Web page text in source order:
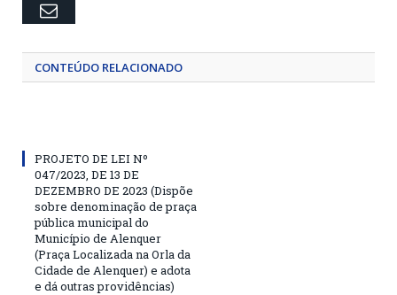
Email
CONTEÚDO RELACIONADO
PROJETO DE LEI Nº
047/2023, DE 13 DE
DEZEMBRO DE 2023 (Dispõe
sobre denominação de praça
pública municipal do
Município de Alenquer
(Praça Localizada na Orla da
Cidade de Alenquer) e adota
e dá outras providências)